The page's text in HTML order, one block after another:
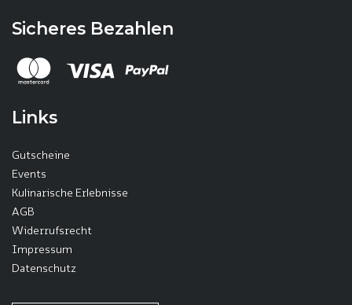
Sicheres Bezahlen
Links
Gutscheine
Events
Kulinarische Erlebnisse
AGB
Widerrufsrecht
Impressum
Datenschutz